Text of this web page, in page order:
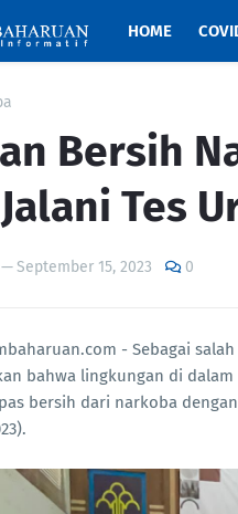
HOME
Bersih
Tes
—September 15, 2023 0
- Sebagai
bahwa lingkungan di
bersih dari narkoba